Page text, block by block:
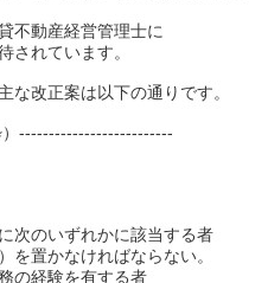
不動産経営管理士に
されています。
な改正案は以下の通りです。
--------------------------
次のいずれかに該当する者
を置かなければならない。
の経験を有する者